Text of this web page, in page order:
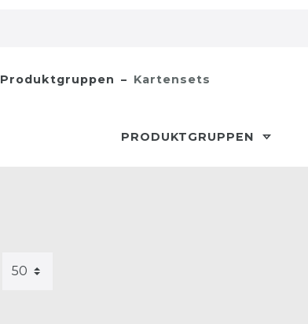
Produktgruppen Kartensets
PRODUKTGRUPPEN